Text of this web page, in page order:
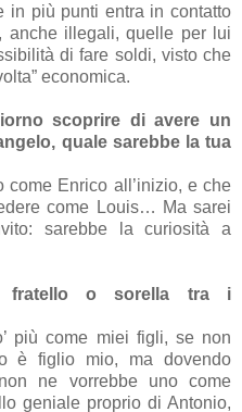
in più punti entra in contatto
anche illegali, quelle per lui
di fare soldi, visto che
economica.
scoprire di avere un
quale sarebbe la tua
come Enrico all’inizio, e che
come Louis… Ma sarei
sarebbe la curiosità a
fratello o sorella tra i
più come miei figli, se non
è figlio mio, ma dovendo
ne vorrebbe uno come
geniale proprio di Antonio,